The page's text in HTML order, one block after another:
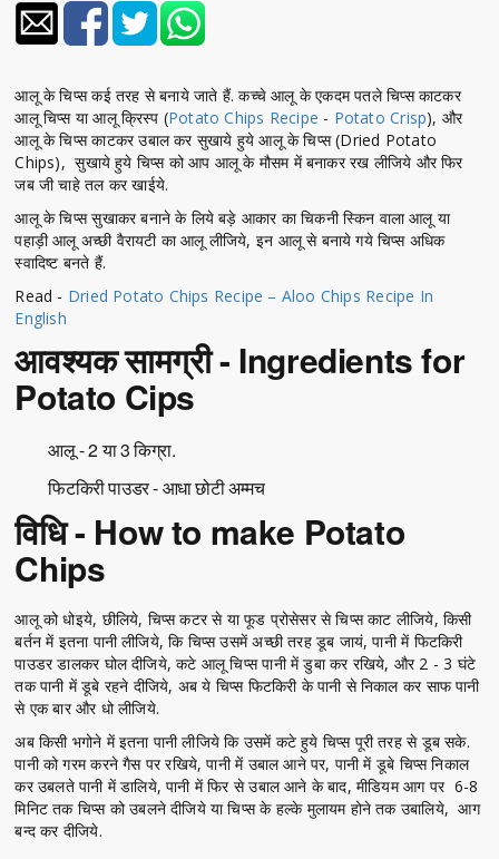
आलू के चिप्स कई तरह से बनाये जाते हैं. कच्चे आलू के एकदम पतले चिप्स काटकर
आलू चिप्स या आलू क्रिस्प (Potato Chips Recipe - Potato Crisp), और
आलू के चिप्स काटकर उबाल कर सुखाये हुये आलू के चिप्स (Dried Potato
Chips), सुखाये हुये चिप्स को आप आलू के मौसम में बनाकर रख लीजिये और फिर
जब जी चाहे तल कर खाईये.
आलू के चिप्स सुखाकर बनाने के लिये बड़े आकार का चिकनी स्किन वाला आलू या
पहाड़ी आलू अच्छी वैरायटी का आलू लीजिये, इन आलू से बनाये गये चिप्स अधिक
स्वादिष्ट बनते हैं.
Read - Dried Potato Chips Recipe – Aloo Chips Recipe In
English
आवश्यक सामग्री - Ingredients for
Potato Cips
आलू - 2 या 3 किग्रा.
फिटकिरी पाउडर - आधा छोटी अम्मच
विधि - How to make Potato
Chips
आलू को धोइये, छीलिये, चिप्स कटर से या फूड प्रोसेसर से चिप्स काट लीजिये, किसी
बर्तन में इतना पानी लीजिये, कि चिप्स उसमें अच्छी तरह डूब जायं, पानी में फिटकिरी
पाउडर डालकर घोल दीजिये, कटे आलू चिप्स पानी में डुबा कर रखिये, और 2 - 3 घंटे
तक पानी में डूबे रहने दीजिये, अब ये चिप्स फिटकिरी के पानी से निकाल कर साफ पानी
से एक बार और धो लीजिये.
अब किसी भगोने में इतना पानी लीजिये कि उसमें कटे हुये चिप्स पूरी तरह से डूब सके.
पानी को गरम करने गैस पर रखिये, पानी में उबाल आने पर, पानी में डूबे चिप्स निकाल
कर उबलते पानी में डालिये, पानी में फिर से उबाल आने के बाद, मीडियम आग पर 6-8
मिनिट तक चिप्स को उबलने दीजिये या चिप्स के हल्के मुलायम होने तक उबालिये, आग
बन्द कर दीजिये.